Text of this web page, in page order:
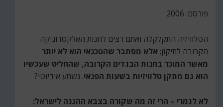
פורסם: 2006
הטלוויזיה התקלקלה ואתם רצים לחנות האלקטרוניקה
הקרובה לתיקון; אלא מסתבר שהטכנאי הוא לא יותר
מאשר המוכר בחנות הבגדים הקרובה, שהחליט שעכשיו
הוא גם מתקן טלוויזיות בשעות הפנאי. נשמע אידיוטי?
לא לגמרי – הרי זה מה שקורה בצבא ההגנה לישראל: